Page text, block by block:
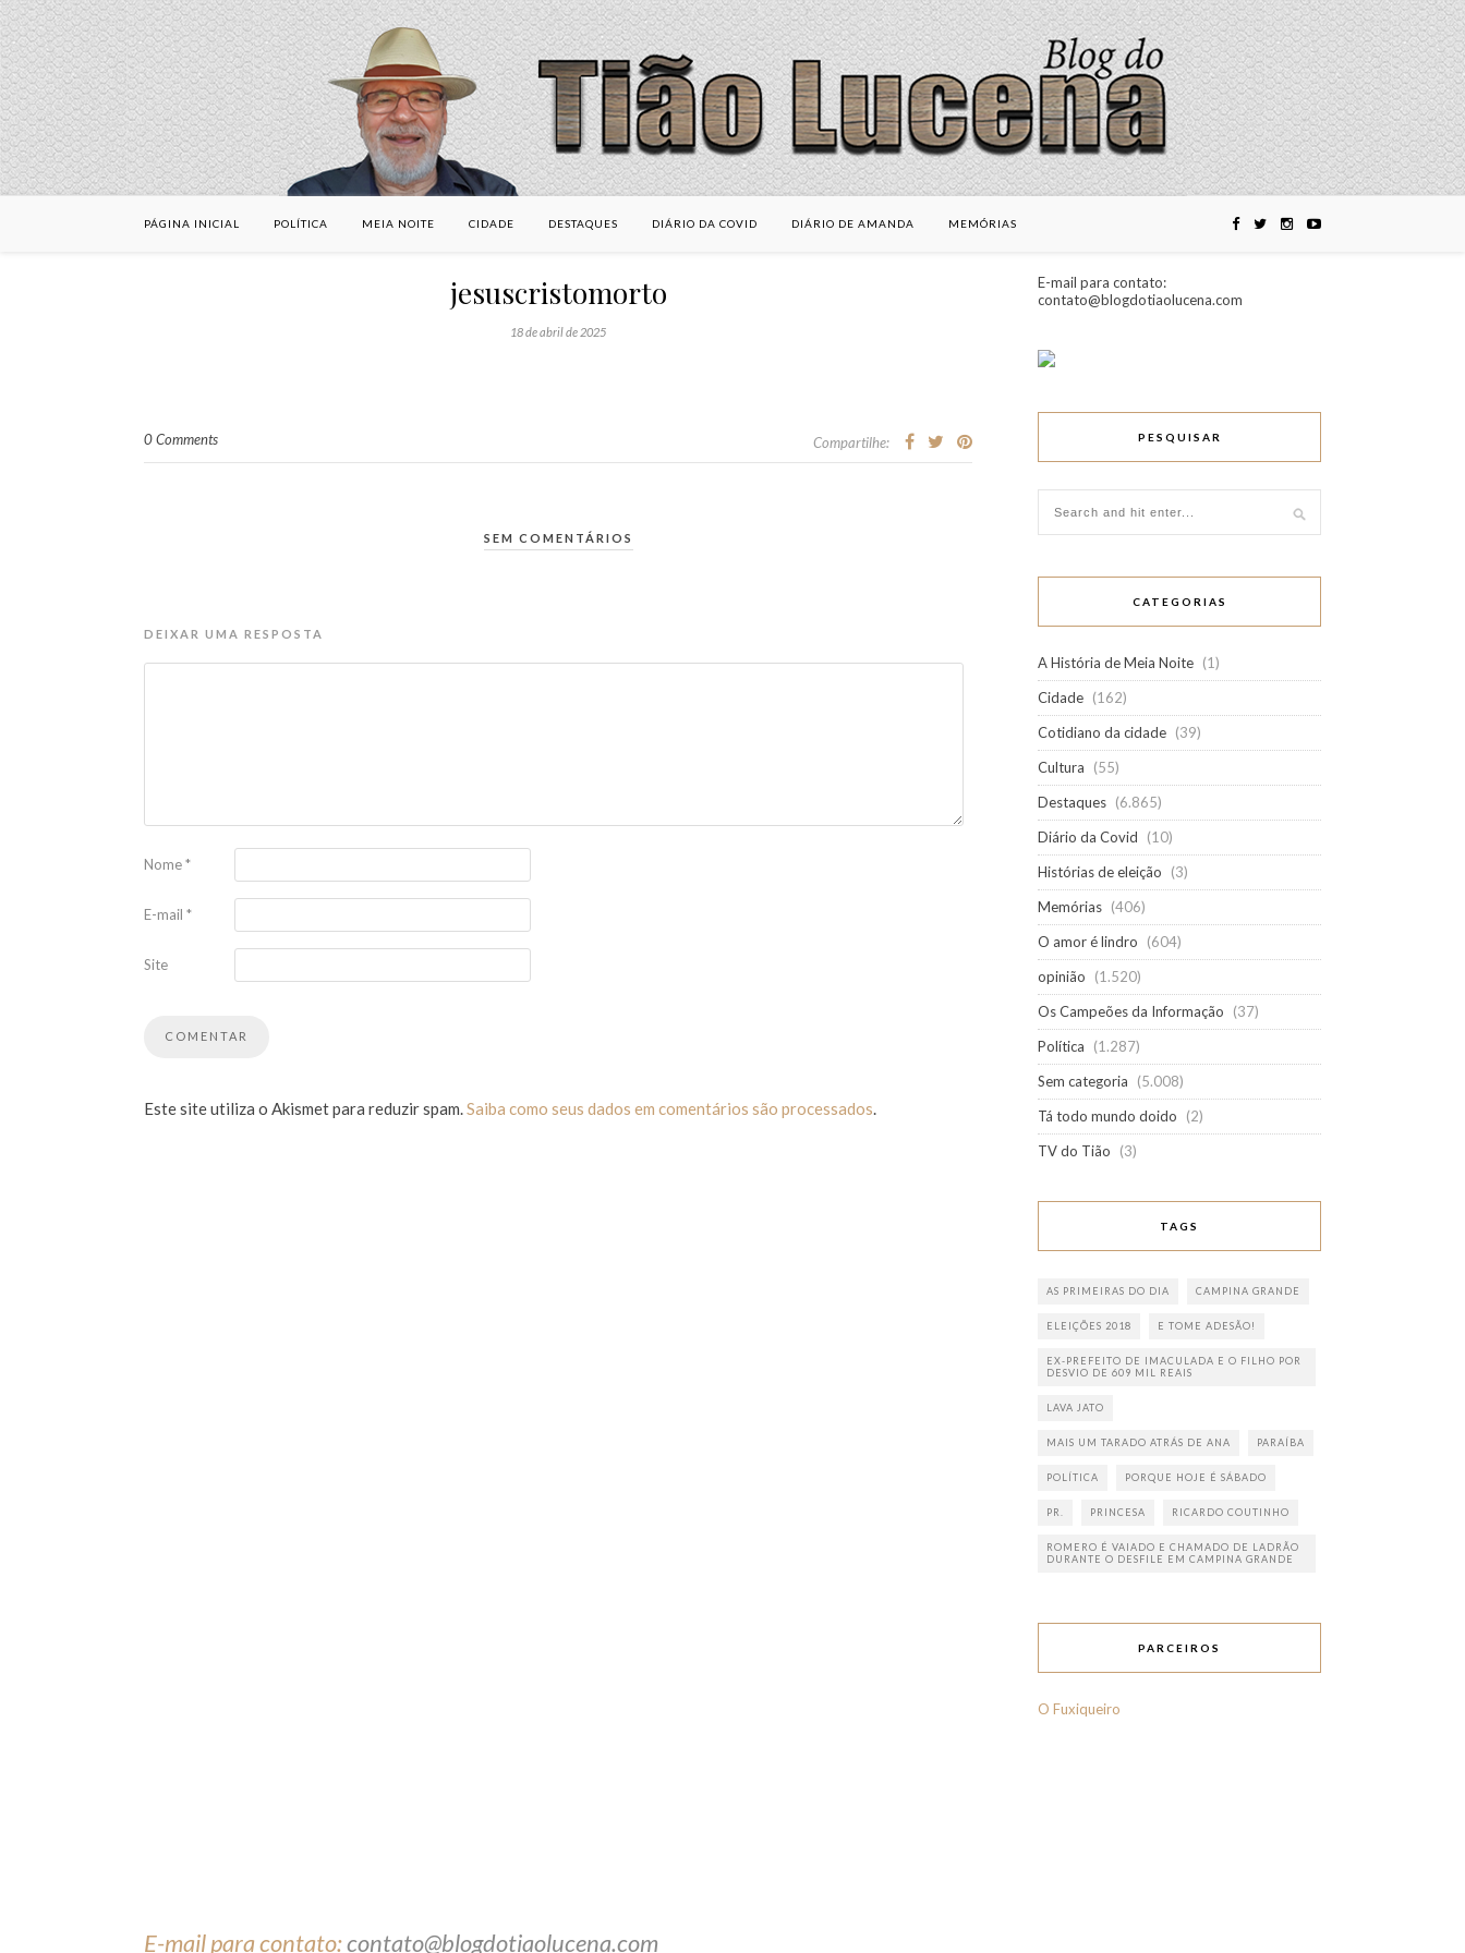
PÁGINA INICIAL POLÍTICA MEIA NOITE CIDADE DESTAQUES DIÁRIO DA COVID DIÁRIO DE AMANDA MEMÓRIAS
jesuscristomorto
18 de abril de 2025
0 Comments Compartilhe:
SEM COMENTÁRIOS
DEIXAR UMA RESPOSTA
Nome*
E-mail *
Site
Este site utiliza o Akismet para reduzir spam.Saiba como seus dados em comentários são processados.
E-mail para contato:
contato@blogdotiaolucena.com
PESQUISAR
CATEGORIAS
A História de Meia Noite (1)
Cidade (162)
Cotidiano da cidade (39)
Cultura
(55)
Destaques (6.865)
Diário da Covid
(10)
Histórias de eleição
(3)
Memórias (406)
O amor é lindro
(604)
opinião
(1.520)
Os Campeões da Informação
(37)
Política
(1.287)
Sem categoria
(5.008)
Tá todo mundo doido
(2)
TV do Tião
(3)
TAGS
AS PRIMEIRAS DO DIA CAMPINA GRANDE
ELEIÇÕES 2018 E TOME ADESÃO!
EX-PREFEITO DE IMACULADA E O FILHO POR
DESVIO DE 609 MIL REAIS
LAVA JATO
MAIS UM TARADO ATRÁS DE ANA PARAÍBA
POLÍTICA PORQUE HOJE É SÁBADO
PR. PRINCESA RICARDO COUTINHO
ROMERO É VAIADO E CHAMADO DE LADRÃO
DURANTE O DESFILE EM CAMPINA GRANDE
PARCEIROS
O Fuxiqueiro
E-mail para contato:contato@blogdotiaolucena.com